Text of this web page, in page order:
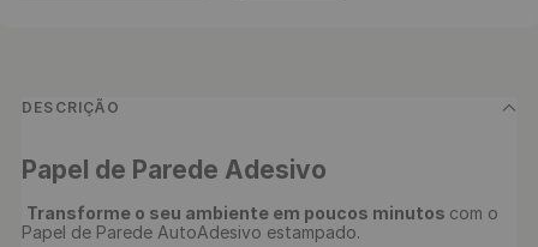
DESCRIÇÃO
Papel de Parede Adesivo
Transforme o seu ambiente em poucos minutos com o
Papel de Parede AutoAdesivo estampado.